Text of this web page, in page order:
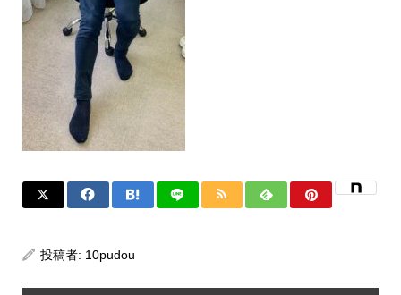
投稿者: 10pudou